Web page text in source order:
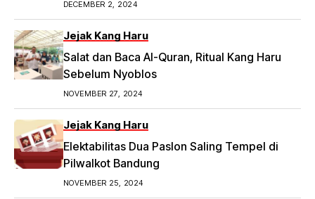
dengan judul 2 Ketua RW di Bandung Laporkan
Dugaan Money Politic ke Bawaslu, Segini
Nominalnya,
https://priangan.tribunnews.com/2024/11/30/2-
DECEMBER 2, 2024
Jejak Kang Haru
Salat dan Baca Al-Quran, Ritual Kang Haru
Sebelum Nyoblos
NOVEMBER 27, 2024
Jejak Kang Haru
Elektabilitas Dua Paslon Saling Tempel di
Pilwalkot Bandung
NOVEMBER 25, 2024